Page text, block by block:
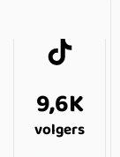
9,6K
volgers